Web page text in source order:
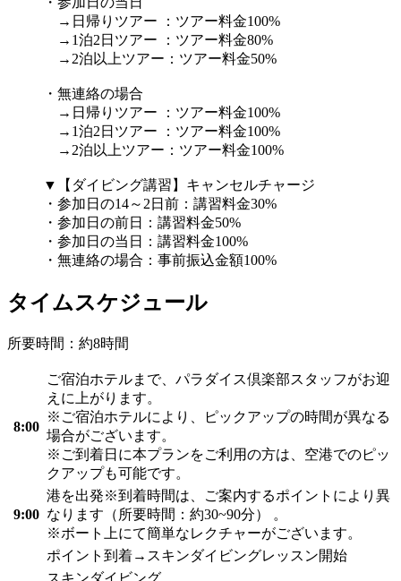
→日帰りツアー ：ツアー料金100%
→1泊2日ツアー ：ツアー料金80%
→2泊以上ツアー：ツアー料金50%
・無連絡の場合
→日帰りツアー ：ツアー料金100%
→1泊2日ツアー ：ツアー料金100%
→2泊以上ツアー：ツアー料金100%
▼【ダイビング講習】キャンセルチャージ
・参加日の14～2日前：講習料金30%
・参加日の前日：講習料金50%
・参加日の当日：講習料金100%
・無連絡の場合：事前振込金額100%
タイムスケジュール
所要時間：約8時間
8:00
ご宿泊ホテルまで、パラダイス倶楽部スタッフがお迎
えに上がります。
※ご宿泊ホテルにより、ピックアップの時間が異なる
場合がございます。
※ご到着日に本プランをご利用の方は、空港でのピッ
クアップも可能です。
9:00
港を出発※到着時間は、ご案内するポイントにより異
なります（所要時間：約30~90分） 。
※ボート上にて簡単なレクチャーがございます。
ポイント到着→スキンダイビングレッスン開始
スキンダイビング